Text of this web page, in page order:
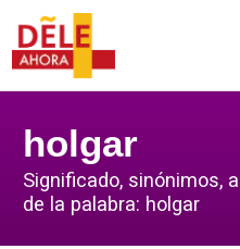
holgar
Significado, sinónimos,
de la palabra: holgar